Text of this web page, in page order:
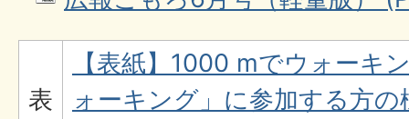
表
【表紙】1000 mでウォーキ
ォーキング」に参加する方